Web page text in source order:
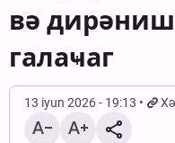
вә дирәниш
галаҹаг
13 iyun 2026 - 19:13